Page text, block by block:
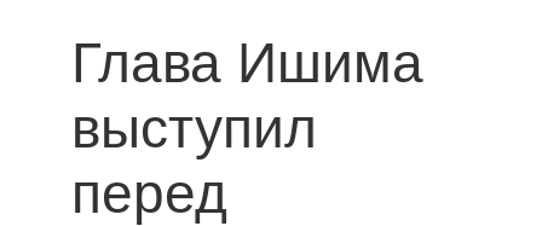
Глава Ишима
выступил
перед